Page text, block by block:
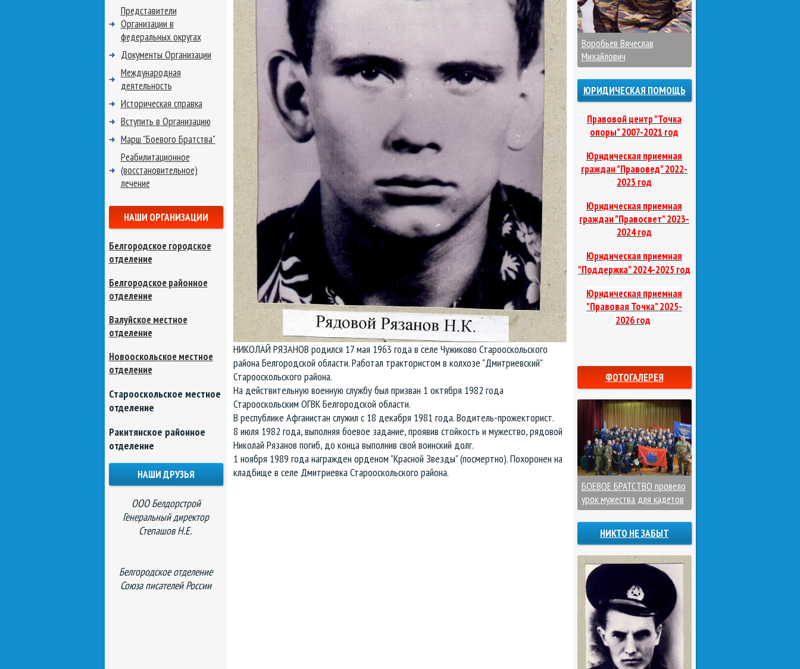
НИКОЛАЙ РЯЗАНОВ родился 17 мая 1963 года в селе Чужиково Старооскольского
района Белгородской области. Работал трактористом в колхозе "Дмитриевский"
Старооскольского района.
На действительную военную службу был призван 1 октября 1982 года
Старооскольским ОГВК Белгородской области.
В республике Афганистан служил с 18 декабря 1981 года. Водитель-прожекторист.
8 июля 1982 года, выполняя боевое задание, проявив стойкость и мужество, рядовой
Николай Рязанов погиб, до конца выполнив свой воинский долг.
1 ноября 1989 года награжден орденом "Красной Звезды" (посмертно). Похоронен на
кладбище в селе Дмитриевка Старооскольского района.
Представители
Организации в
федеральных округах
Документы Организации
Международная
деятельность
Историческая справка
Вступить в Организацию
Марш "Боевого Братства"
Реабилитационное
(восстановительное)
лечение
НАШИ ОРГАНИЗАЦИИ
Белгородское городское
отделение
Белгородское районное
отделение
Валуйское местное
отделение
Новооскольское местное
отделение
Старооскольское местное
отделение
Ракитянское районное
отделение
НАШИ ДРУЗЬЯ
ООО Белдорстрой
Генеральный директор
Степашов Н.Е.
Белгородское отделение
Союза писателей России
Воробьев Вячеслав
Михайлович
ЮРИДИЧЕСКАЯ ПОМОЩЬ
Правовой центр "Точка
опоры" 2007-2021 год
Юридическая приемная
граждан "Правовед"2022-
2023 год
Юридическая приемная
граждан "Правосвет"2023-
2024 год
Юридическая приемная
"Поддержка"2024-2025 год
Юридическая приемная
"Правовая Точка"2025-
2026 год
ФОТОГАЛЕРЕЯ
БОЕВОЕ БРАТСТВО провело
урок мужества для кадетов
НИКТО НЕ ЗАБЫТ